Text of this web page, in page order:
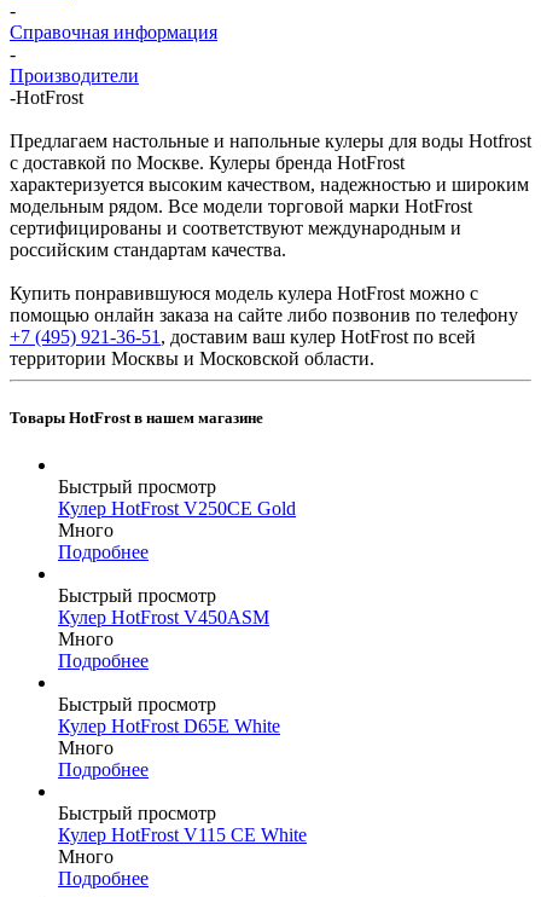
-
Справочная информация
-
Производители
-HotFrost
Предлагаем настольные и напольные кулеры для воды Hotfrost
с доставкой по Москве. Кулеры бренда HotFrost
характеризуется высоким качеством, надежностью и широким
модельным рядом. Все модели торговой марки HotFrost
сертифицированы и соответствуют международным и
российским стандартам качества.
Купить понравившуюся модель кулера HotFrost можно с
помощью онлайн заказа на сайте либо позвонив по телефону
+7 (495) 921-36-51 , доставим ваш кулер HotFrost по всей
территории Москвы и Московской области.
Товары HotFrost в нашем магазине
Быстрый просмотр
Кулер HotFrost V250CE Gold
Много
Подробнее
Быстрый просмотр
Кулер HotFrost V450ASM
Много
Подробнее
Быстрый просмотр
Кулер HotFrost D65E White
Много
Подробнее
Быстрый просмотр
Кулер HotFrost V115 CE White
Много
Подробнее